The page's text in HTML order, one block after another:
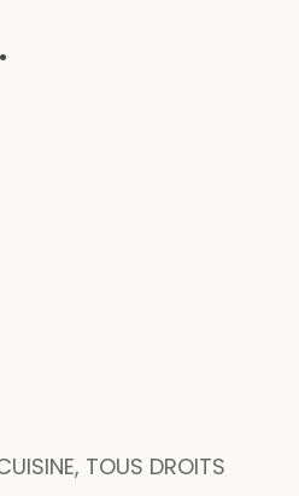
TOUS DROITS